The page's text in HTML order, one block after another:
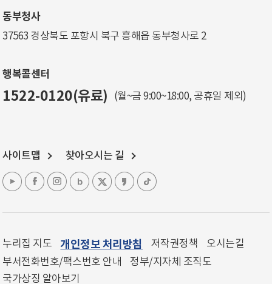
동부청사
37563 경상북도 포항시 북구 흥해읍 동부청사로 2
행복콜센터
1522-0120(유료) (월~금 9:00~18:00, 공휴일 제외)
사이트맵 찾아오시는 길
누리집 지도 개인정보 처리방침 저작권정책
오시는길
부서전화번호/팩스번호 안내
정부/지자체 조직도
국가상징 알아보기